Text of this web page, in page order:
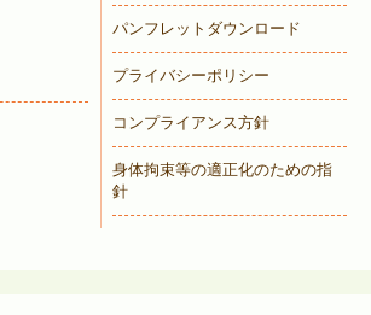
パンフレットダウンロード
プライバシーポリシー
コンプライアンス方針
身体拘束等の適正化のための指
針